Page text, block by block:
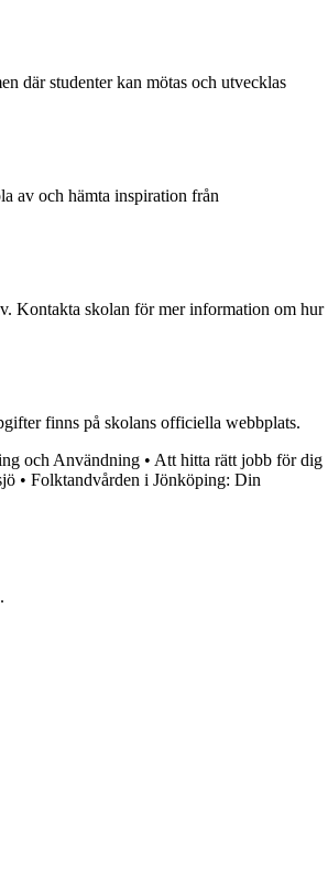
där studenter kan mötas och utvecklas
av och hämta inspiration från
Kontakta skolan för mer information om hur
finns på skolans officiella webbplats.
och Användning • Att hitta rätt jobb för dig
• Folktandvården i Jönköping: Din